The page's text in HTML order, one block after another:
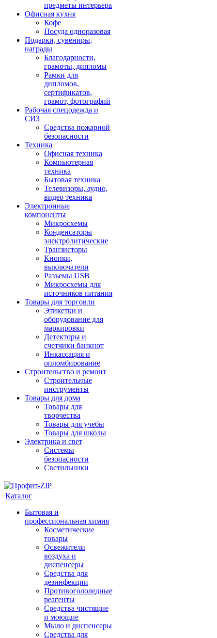
предметы интерьера
Офисная кухня
Кофе
Посуда одноразовая
Подарки, сувениры,
награды
Благодарности,
грамоты, дипломы
Рамки для
дипломов,
сертификатов,
грамот, фотографий
Рабочая спецодежда и
СИЗ
Средства пожарной
безопасности
Техника
Офисная техника
Компьютерная
техника
Бытовая техника
Телевизоры, аудио,
видео техника
Электронные
компоненты
Микросхемы
Конденсаторы
электролитические
Транзисторы
Кнопки,
выключатели
Разъемы USB
Микросхемы для
источников питания
Товары для торговли
Этикетки и
оборудование для
маркировки
Детекторы и
счетчики банкнот
Инкассация и
опломбирование
Строительство и ремонт
Строительные
инструменты
Товары для дома
Товары для
творчества
Товары для учебы
Товары для школы
Электрика и свет
Системы
безопасности
Светильники
Каталог
Бытовая и
профессиональная химия
Косметические
товары
Освежители
воздуха и
диспенсеры
Средства для
дезинфекции
Противогололедные
реагенты
Средства чистящие
и моющие
Мыло и диспенсеры
Средства для